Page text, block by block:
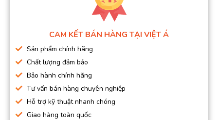
CAM KẾT BÁN HÀNG TẠI VIỆT Á
Sản phẩm chính hãng
Chất lượng đảm bảo
Bảo hành chính hãng
Tư vấn bán hàng chuyên nghiệp
Hỗ trợ kỹ thuật nhanh chóng
Giao hàng toàn quốc